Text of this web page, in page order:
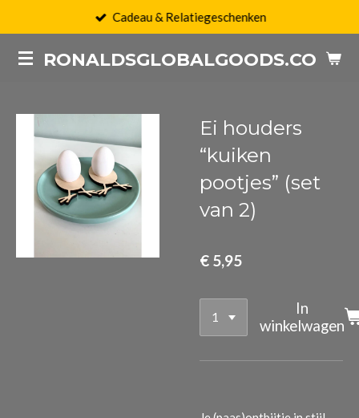
naar
RONALDSGLOBALGOODS.COM
Cadeau & Relatiegeschenken
Ei houders
“kuiken
pootjes” (set
van 2)
€ 5,95
In
winkelwagen